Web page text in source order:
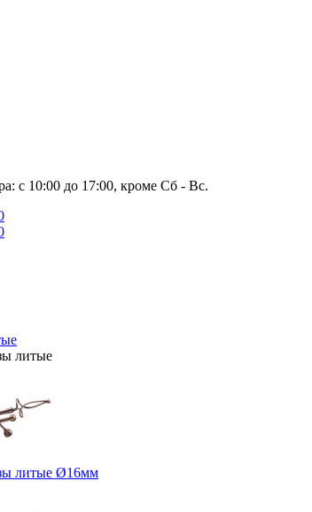
с 10:00 до 17:00, кроме Сб - Вс.
литые
литые Ø16мм